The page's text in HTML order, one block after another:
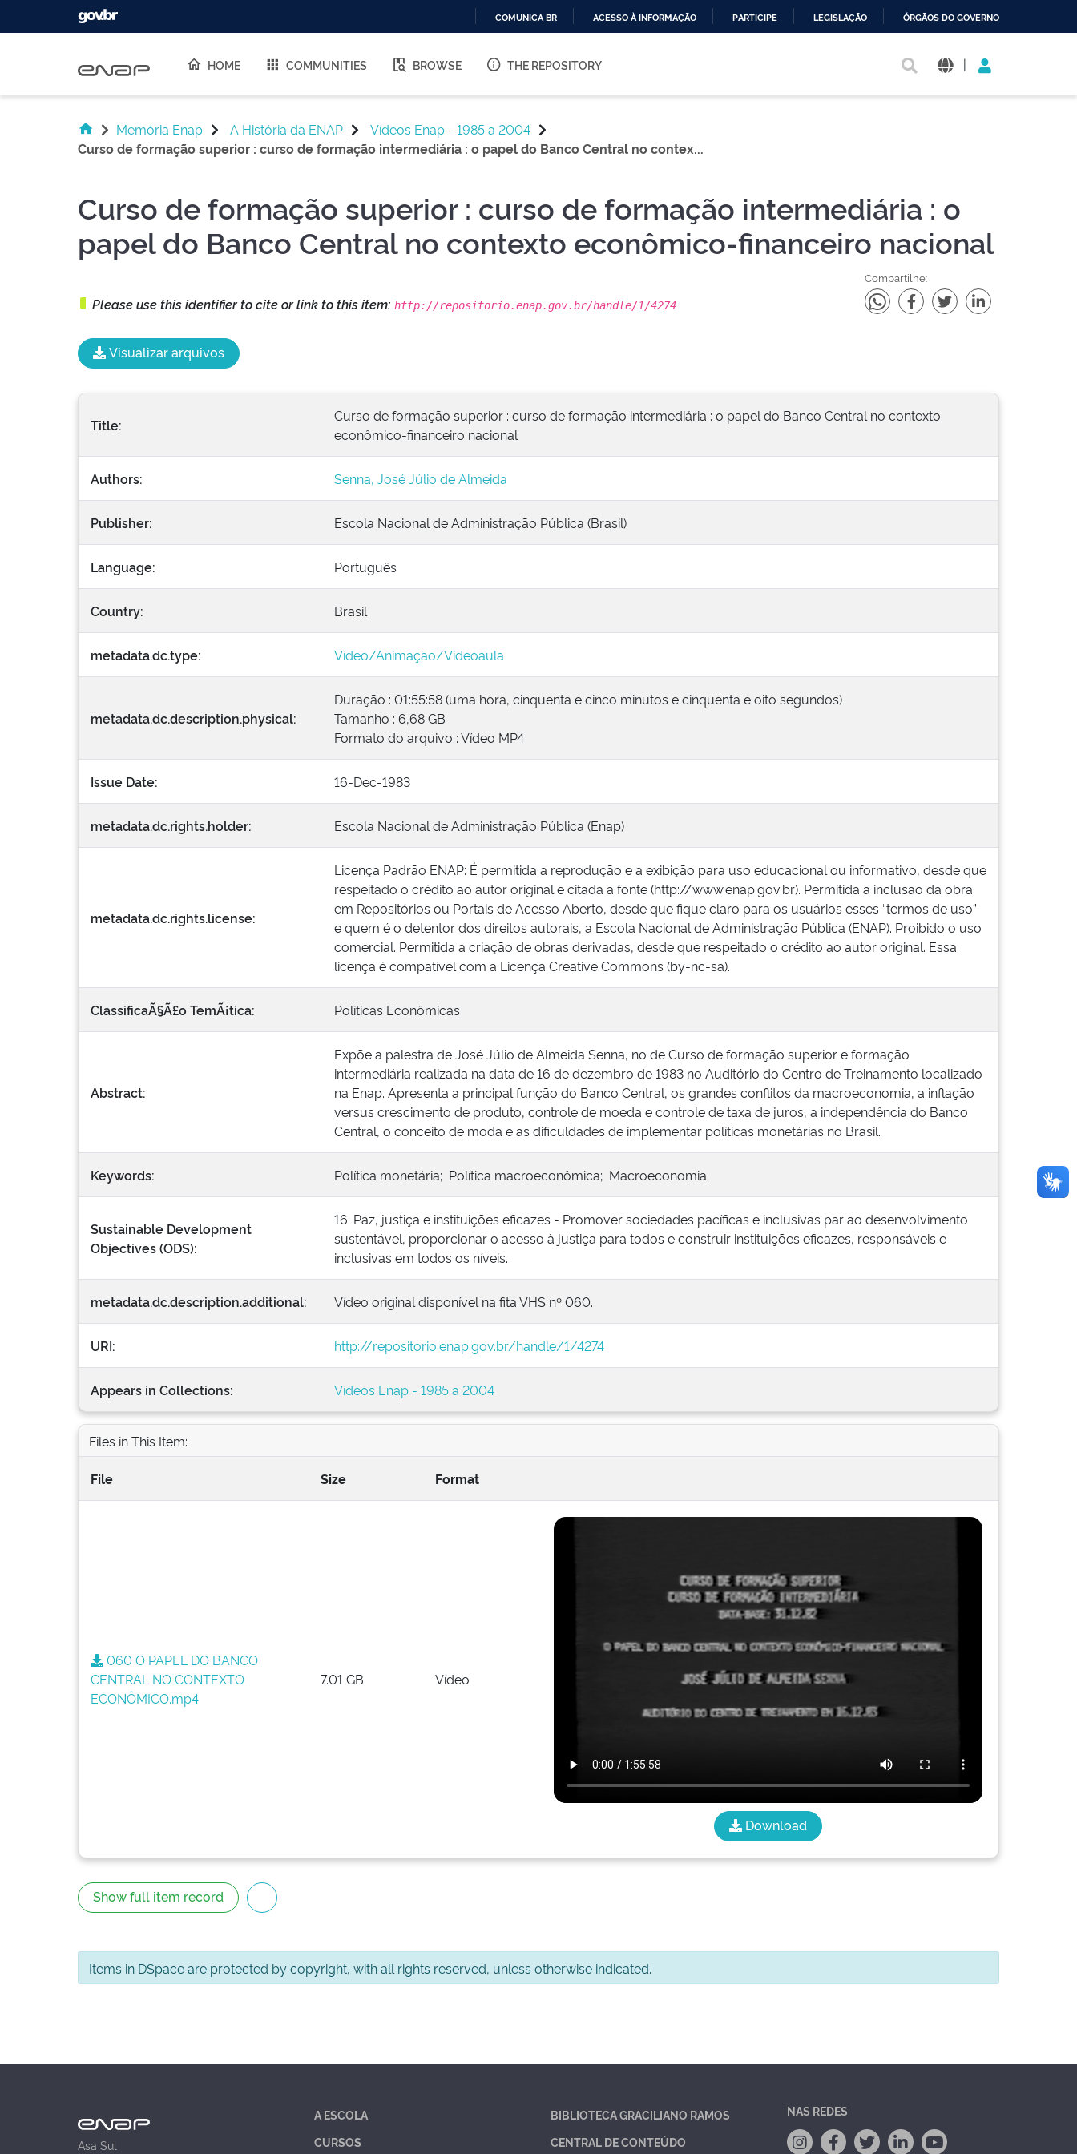
O
COMUNICA BR ACESSO À INFORMAÇÃO PARTICIPE LEGISLAÇÃO ÓRGÃOS DO GOVERNO
HOME COMMUNITIES BROWSE THE REPOSITORY |
Memória Enap A História da ENAP
Vídeos Enap - 1985 a 2004
Curso de formação superior : curso de formação intermediária : o papel do Banco Central no contex...
Curso de formação superior : curso de formação intermediária : o
papel do Banco Central no contexto econômico-financeiro nacional
Please use this identifier to cite or link to this item: http://repositorio.enap.gov.br/handle/1/4274
Compartilhe:
Visualizar arquivos
Title:
Curso de formação superior : curso de formação intermediária : o papel do Banco Central no contexto
econômico-financeiro nacional
Authors: Senna, José Júlio de Almeida
Publisher: Escola Nacional de Administração Pública (Brasil)
Language: Português
Country: Brasil
metadata.dc.type: Vídeo/Animação/Vídeoaula
metadata.dc.description.physical:
Duração : 01:55:58 (uma hora, cinquenta e cinco minutos e cinquenta e oito segundos)
Tamanho : 6,68 GB
Formato do arquivo : Vídeo MP4
Issue Date: 16-Dec-1983
metadata.dc.rights.holder: Escola Nacional de Administração Pública (Enap)
metadata.dc.rights.license:
Licença Padrão ENAP: É permitida a reprodução e a exibição para uso educacional ou informativo, desde que
respeitado o crédito ao autor original e citada a fonte (http://www.enap.gov.br). Permitida a inclusão da obra
em Repositórios ou Portais de Acesso Aberto, desde que fique claro para os usuários esses “termos de uso”
e quem é o detentor dos direitos autorais, a Escola Nacional de Administração Pública (ENAP). Proibido o uso
comercial. Permitida a criação de obras derivadas, desde que respeitado o crédito ao autor original. Essa
licença é compatível com a Licença Creative Commons (by-nc-sa).
ClassificaÃ§Ã£o TemÃ¡tica: Políticas Econômicas
Abstract:
Expõe a palestra de José Júlio de Almeida Senna, no de Curso de formação superior e formação
intermediária realizada na data de 16 de dezembro de 1983 no Auditório do Centro de Treinamento localizado
na Enap. Apresenta a principal função do Banco Central, os grandes conflitos da macroeconomia, a inflação
versus crescimento de produto, controle de moeda e controle de taxa de juros, a independência do Banco
Central, o conceito de moda e as dificuldades de implementar políticas monetárias no Brasil.
Keywords: Política monetária; Política macroeconômica; Macroeconomia
Sustainable Development
Objectives (ODS):
16. Paz, justiça e instituições eficazes - Promover sociedades pacíficas e inclusivas par ao desenvolvimento
sustentável, proporcionar o acesso à justiça para todos e construir instituições eficazes, responsáveis e
inclusivas em todos os níveis.
metadata.dc.description.additional: Vídeo original disponível na fita VHS nº 060.
URI: http://repositorio.enap.gov.br/handle/1/4274
Appears in Collections: Vídeos Enap - 1985 a 2004
Files in This Item:
File Size Format
060 O PAPEL DO BANCO
CENTRAL NO CONTEXTO
ECONÔMICO.mp4
7.01 GB Vídeo
Download
Show full item record
Items in DSpace are protected by copyright, with all rights reserved, unless otherwise indicated.
Asa Sul
A ESCOLA
CURSOS
BIBLIOTECA GRACILIANO RAMOS
CENTRAL DE CONTEÚDO
NAS REDES